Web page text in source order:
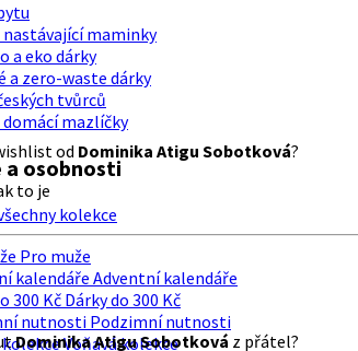
nastávající maminky
a eko dárky
a zero-waste dárky
tvůrců
domácí mazlíčky
a osobnosti
kolekce
Pro muže
Adventní kalendáře
Dárky do 300 Kč
Podzimní nutnosti
Voňavá kolekce
od Dominika Atigu Sobotková?
to je
Dominika Atigu Sobotková z přátel?